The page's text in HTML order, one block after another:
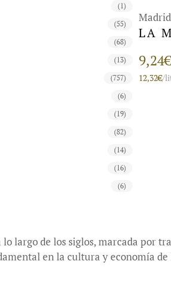
(1)
(55)
(68)
(13)
(757)
(6)
(19)
(82)
(14)
(16)
(6)
Madrid
LA
9,24€
12,32€/
de los siglos, marcada por
en la cultura y economía de